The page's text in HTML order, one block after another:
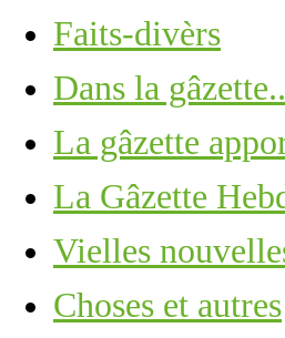
Faits-divèrs
Dans la
La gâzette
La Gâzette
Vielles
Choses et autres